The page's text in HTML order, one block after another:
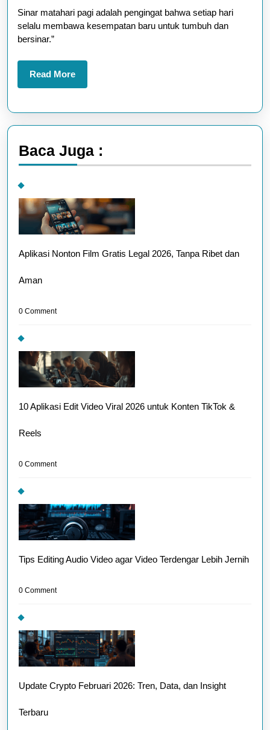
YANG
JARANG
Sinar matahari pagi adalah pengingat bahwa setiap hari
selalu membawa kesempatan baru untuk tumbuh dan
bersinar.”
Read MoreRead
More
Baca Juga :
Aplikasi Nonton Film Gratis Legal 2026, Tanpa Ribet dan
Aman
0 Comment
10 Aplikasi Edit Video Viral 2026 untuk Konten TikTok &
Reels
0 Comment
Tips Editing Audio Video agar Video Terdengar Lebih Jernih
0 Comment
Update Crypto Februari 2026: Tren, Data, dan Insight
Terbaru